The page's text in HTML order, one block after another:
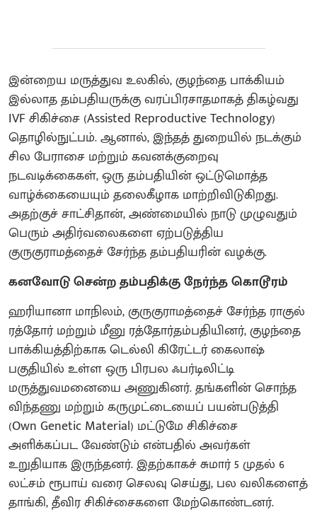
இன்றைய மருத்துவ உலகில், குழந்தை பாக்கியம்
இல்லாத தம்பதியருக்கு வரப்பிரசாதமாகத் திகழ்வது
IVF சிகிச்சை (Assisted Reproductive Technology)
தொழில்நுட்பம். ஆனால், இந்தத் துறையில் நடக்கும்
சில பேராசை மற்றும் கவனக்குறைவு
நடவடிக்கைகள், ஒரு தம்பதியின் ஒட்டுமொத்த
வாழ்க்கையையும் தலைகீழாக மாற்றிவிடுகிறது.
அதற்குச் சாட்சிதான், அண்மையில் நாடு முழுவதும்
பெரும் அதிர்வலைகளை ஏற்படுத்திய
குருகுராமத்தைச் சேர்ந்த தம்பதியரின் வழக்கு.
கனவோடு சென்ற தம்பதிக்கு நேர்ந்த கொடூரம்
ஹரியானா மாநிலம், குருகுராமத்தைச் சேர்ந்த ராகுல்
ரத்தோர் மற்றும் மீனு ரத்தோர்தம்பதியினர், குழந்தை
பாக்கியத்திற்காக டெல்லி கிரேட்டர் கைலாஷ்
பகுதியில் உள்ள ஒரு பிரபல ஃபர்டிலிட்டி
மருத்துவமனையை அணுகினர். தங்களின் சொந்த
விந்தணு மற்றும் கருமுட்டையைப் பயன்படுத்தி
(Own Genetic Material) மட்டுமே சிகிச்சை
அளிக்கப்பட வேண்டும் என்பதில் அவர்கள்
உறுதியாக இருந்தனர். இதற்காகச் சுமார் 5 முதல் 6
லட்சம் ரூபாய் வரை செலவு செய்து, பல வலிகளைத்
தாங்கி, தீவிர சிகிச்சைகளை மேற்கொண்டனர்.